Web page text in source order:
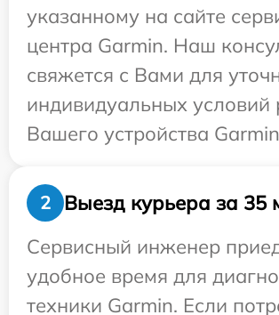
указанному на сайте
центра Garmin. Наш
свяжется с Вами для
индивидуальных условий
Вашего устройства
2
Выезд курьера за 35
Сервисный инженер
удобное время для
техники Garmin. Если